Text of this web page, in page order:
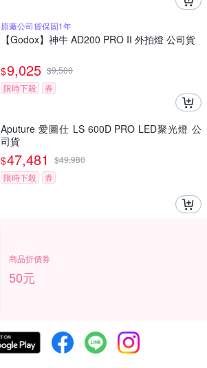
原廠公司貨保固1年
【Godox】神牛 AD200 PRO II 外拍燈 公司貨
$9,025 $9,500
限時下殺
券
Aputure 愛圖仕 LS 600D PRO LED聚光燈 公
司貨
$47,481 $49,980
限時下殺
券
商品折價券
50元